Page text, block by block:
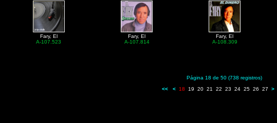
Fary, El
A-107.523
Fary, El
A-107.814
Fary, El
A-108.309
Página 18 de 50 (738 registros)
<<
< 18 19 20 21 22 23 24 25 26 27 >